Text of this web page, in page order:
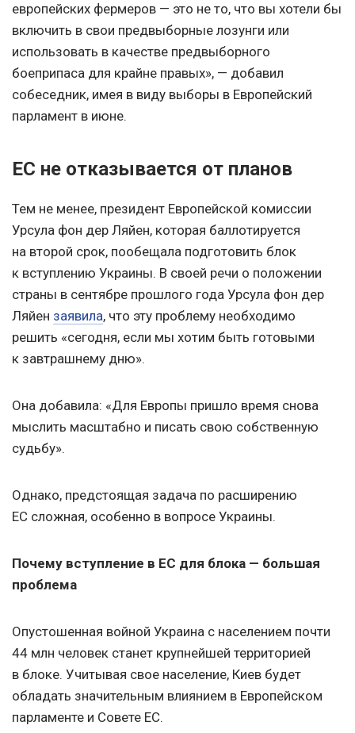
европейских фермеров — это не то, что вы хотели бы
включить в свои предвыборные лозунги или
использовать в качестве предвыборного
боеприпаса для крайне правых», — добавил
собеседник, имея в виду выборы в Европейский
парламент в июне.
ЕС не отказывается от планов
Тем не менее, президент Европейской комиссии
Урсула фон дер Ляйен, которая баллотируется
на второй срок, пообещала подготовить блок
к вступлению Украины. В своей речи о положении
страны в сентябре прошлого года Урсула фон дер
Ляйен заявила, что эту проблему необходимо
решить «сегодня, если мы хотим быть готовыми
к завтрашнему дню».
Она добавила: «Для Европы пришло время снова
мыслить масштабно и писать свою собственную
судьбу».
Однако, предстоящая задача по расширению
ЕС сложная, особенно в вопросе Украины.
Почему вступление в ЕС для блока — большая
проблема
Опустошенная войной Украина с населением почти
44 млн человек станет крупнейшей территорией
в блоке. Учитывая свое население, Киев будет
обладать значительным влиянием в Европейском
парламенте и Совете EC.